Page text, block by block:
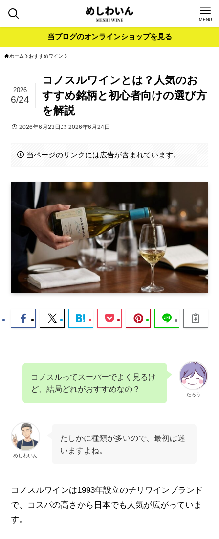
MENU
当ブログのオンラインショップを見る
ホーム おすすめワイン
コノスルワインとは？人気のお
すすめ銘柄と初心者向けの選び方
を解説
2026
6/24
2026年6月23日 2026年6月24日
当ページのリンクには広告が含まれています。
たろう
コノスルってスーパーでよく見るけ
ど、結局どれがおすすめなの？
めしわいん
たしかに種類が多いので、最初は迷
いますよね。
コノスルワインは1993年設立のチリワインブランド
で、コスパの高さから日本でも人気が広がっていま
す。